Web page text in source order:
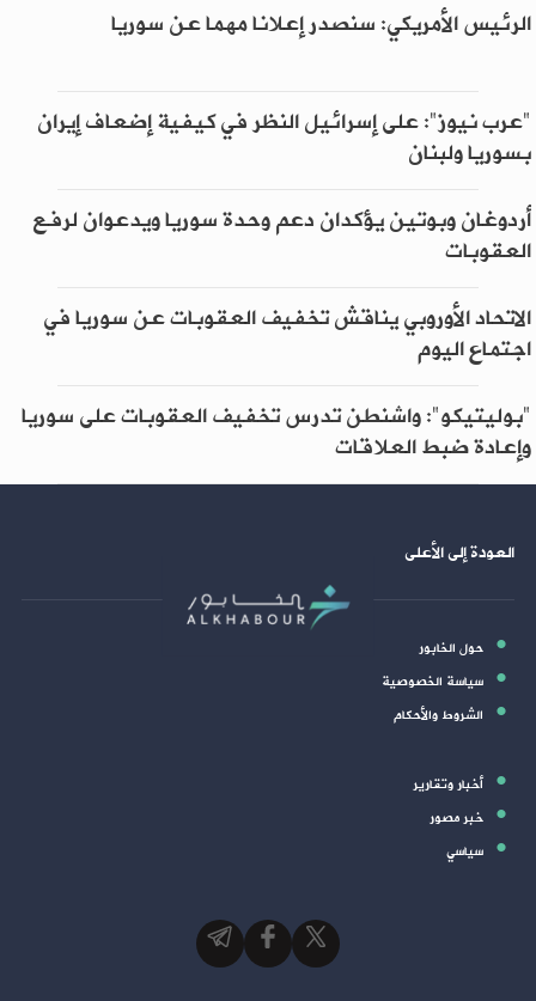
الرئيس الأمريكي: سنصدر إعلانا مهما عن سوريا
"عرب نيوز": على إسرائيل النظر في كيفية إضعاف إيران
بسوريا ولبنان
أردوغان وبوتين يؤكدان دعم وحدة سوريا ويدعوان لرفع
العقوبات
الاتحاد الأوروبي يناقش تخفيف العقوبات عن سوريا في
اجتماع اليوم
"بوليتيكو": واشنطن تدرس تخفيف العقوبات على سوريا
وإعادة ضبط العلاقات
العودة إلى الأعلى
حول الخابور
سياسة الخصوصية
الشروط والأحكام
أخبار وتقارير
خبر مصور
سياسي